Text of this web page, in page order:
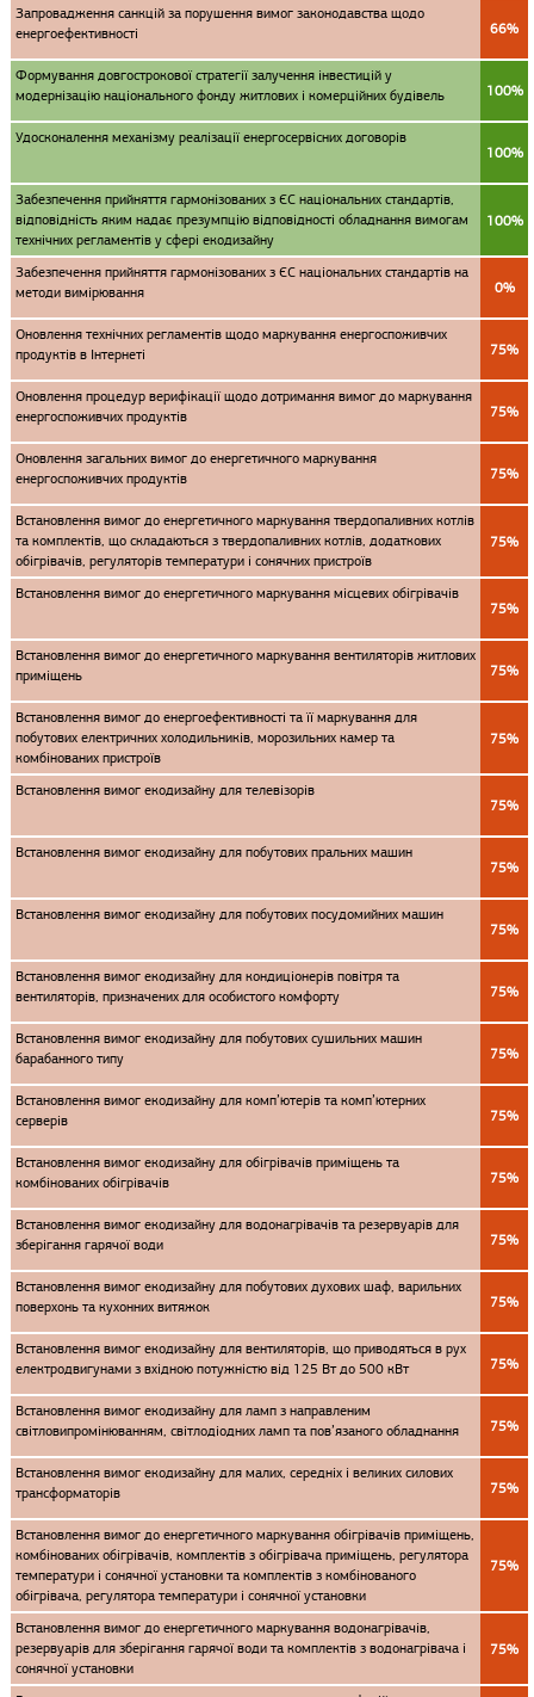
Запровадження санкцій за порушення вимог законодавства щодо
енергоефективності
66%
Формування довгострокової стратегії залучення інвестицій у
модернізацію національного фонду житлових і комерційних будівель
100%
Удосконалення механізму реалізації енергосервісних договорів
100%
Забезпечення прийняття гармонізованих з ЄС національних стандартів,
відповідність яким надає презумпцію відповідності обладнання вимогам
технічних регламентів у сфері екодизайну
100%
Забезпечення прийняття гармонізованих з ЄС національних стандартів на
методи вимірювання
0%
Оновлення технічних регламентів щодо маркування енергоспоживчих
продуктів в Інтернеті
75%
Оновлення процедур верифікації щодо дотримання вимог до маркування
енергоспоживчих продуктів
75%
Оновлення загальних вимог до енергетичного маркування
енергоспоживчих продуктів
75%
Встановлення вимог до енергетичного маркування твердопаливних котлів
та комплектів, що складаються з твердопаливних котлів, додаткових
обігрівачів, регуляторів температури і сонячних пристроїв
75%
Встановлення вимог до енергетичного маркування місцевих обігрівачів
75%
Встановлення вимог до енергетичного маркування вентиляторів житлових
приміщень
75%
Встановлення вимог до енергоефективності та її маркування для
побутових електричних холодильників, морозильних камер та
комбінованих пристроїв
75%
Встановлення вимог екодизайну для телевізорів
75%
Встановлення вимог екодизайну для побутових пральних машин
75%
Встановлення вимог екодизайну для побутових посудомийних машин
75%
Встановлення вимог екодизайну для кондиціонерів повітря та
вентиляторів, призначених для особистого комфорту
75%
Встановлення вимог екодизайну для побутових сушильних машин
барабанного типу
75%
Встановлення вимог екодизайну для комп’ютерів та комп’ютерних
серверів
75%
Встановлення вимог екодизайну для обігрівачів приміщень та
комбінованих обігрівачів
75%
Встановлення вимог екодизайну для водонагрівачів та резервуарів для
зберігання гарячої води
75%
Встановлення вимог екодизайну для побутових духових шаф, варильних
поверхонь та кухонних витяжок
75%
Встановлення вимог екодизайну для вентиляторів, що приводяться в рух
електродвигунами з вхідною потужністю від 125 Вт до 500 кВт
75%
Встановлення вимог екодизайну для ламп з направленим
світловипромінюванням, світлодіодних ламп та пов’язаного обладнання
75%
Встановлення вимог екодизайну для малих, середніх і великих силових
трансформаторів
75%
Встановлення вимог до енергетичного маркування обігрівачів приміщень,
комбінованих обігрівачів, комплектів з обігрівача приміщень, регулятора
температури і сонячної установки та комплектів з комбінованого
обігрівача, регулятора температури і сонячної установки
75%
Встановлення вимог до енергетичного маркування водонагрівачів,
резервуарів для зберігання гарячої води та комплектів з водонагрівача і
сонячної установки
75%